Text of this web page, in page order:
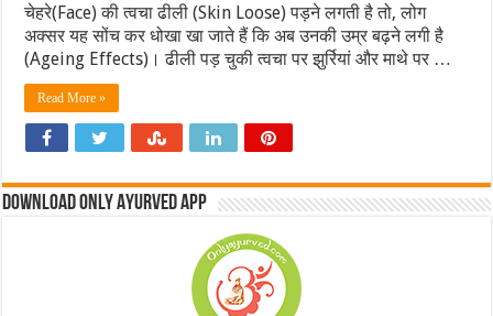
चेहरे(Face) की त्‍वचा ढीली (Skin Loose) पड़ने लगती है तो, लोग
अक्‍सर यह सोंच कर धोखा खा जाते हैं कि अब उनकी उम्र बढ़ने लगी है
(Ageing Effects)। ढीली पड़ चुकी त्‍वचा पर झुर्रियां और माथे पर …
Read More »
Download Only Ayurved App